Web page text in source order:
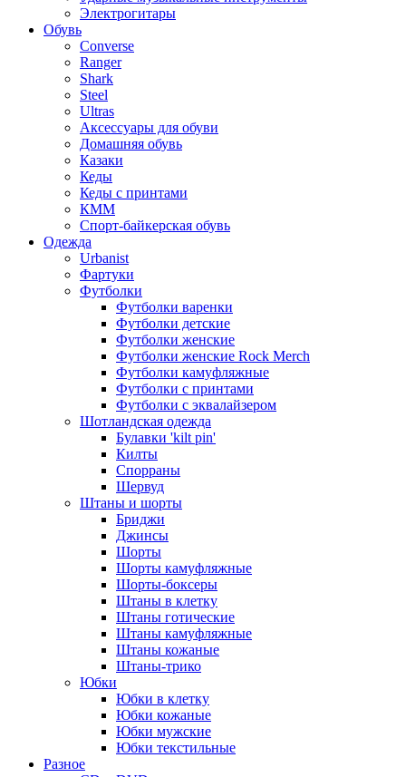
Электрогитары
Обувь
Converse
Ranger
Shark
Steel
Ultras
Аксессуары для обуви
Домашняя обувь
Казаки
Кеды
Кеды с принтами
КММ
Спорт-байкерская обувь
Одежда
Urbanist
Фартуки
Футболки
Футболки варенки
Футболки детские
Футболки женские
Футболки женские Rock Merch
Футболки камуфляжные
Футболки с принтами
Футболки с эквалайзером
Шотландская одежда
Булавки 'kilt pin'
Килты
Спорраны
Шервуд
Штаны и шорты
Бриджи
Джинсы
Шорты
Шорты камуфляжные
Шорты-боксеры
Штаны в клетку
Штаны готические
Штаны камуфляжные
Штаны кожаные
Штаны-трико
Юбки
Юбки в клетку
Юбки кожаные
Юбки мужские
Юбки текстильные
Разное